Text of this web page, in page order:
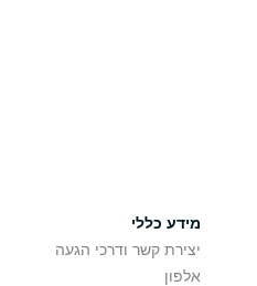
מידע כללי
יצירת קשר ודרכי הגעה
אלפון